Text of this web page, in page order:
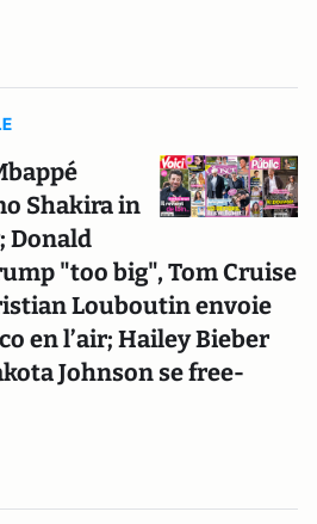
Shakira in
Donald
"too big", Tom Cruise
Louboutin envoie
en l’air; Hailey Bieber
Johnson se free-